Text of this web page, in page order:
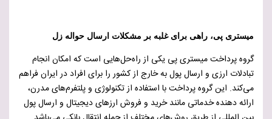
میستری پی، راهی برای غلبه بر مشکلات ارسال حواله زل
گروه پرداخت میستری پی یکی از راه‌حل‌هایی است که امکان انجام
تبادلات ارزی و ارسال پول به خارج از کشور را برای افراد در ایران فراهم
می‌کند. این گروه پرداخت با استفاده از تکنولوژی و پلتفرم‌های مدرن،
ارائه دهنده خدماتی مانند خرید و فروش ارزهای دیجیتال و ارسال پول